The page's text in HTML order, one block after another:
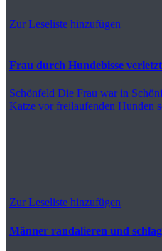
Zur Leseliste hinzufügen
Frau durch Hundebisse verletzt
Schönfeld Die Frau war in
Katze vor freilaufenden Hunden
Zur Leseliste hinzufügen
Männer randalieren und